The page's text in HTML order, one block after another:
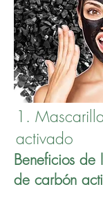
1.
activado
Beneficios de
de carbón